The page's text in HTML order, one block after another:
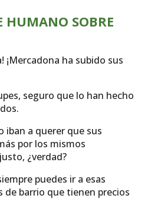
HUMANO SOBRE
¡Mercadona ha subido sus
seguro que lo han hecho
iban a querer que sus
por los mismos
¿verdad?
puedes ir a esas
de barrio que tienen precios